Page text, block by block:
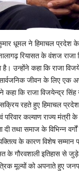
धूमल ने हिमाचल प्रदेश के
रियासत के वंशज
है। उन्होंने कहा कि राजा
जीवन के लिए एक
कहा कि राजा विजयेन्द्र
रहते हुए हिमाचल
परिवार कल्याण राज्य
दी तथा समाज के विभिन्न
के कारण विशेष सम्मान
के गौरवशाली इतिहास से
मूल्यों को अपनाते हुए